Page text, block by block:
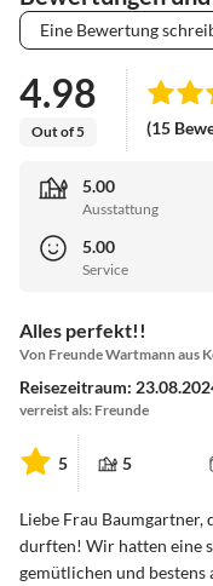
Eine Bewertung
4.98
Out of 5 (15
5.00
Ausstattung
5.00
Service
Alles perfekt!!
Von Freunde Wartmann aus
Reisezeitraum:
verreist als: Freunde
5 5
Liebe Frau Baumgartner,
durften! Wir hatten eine
gemütlichen und